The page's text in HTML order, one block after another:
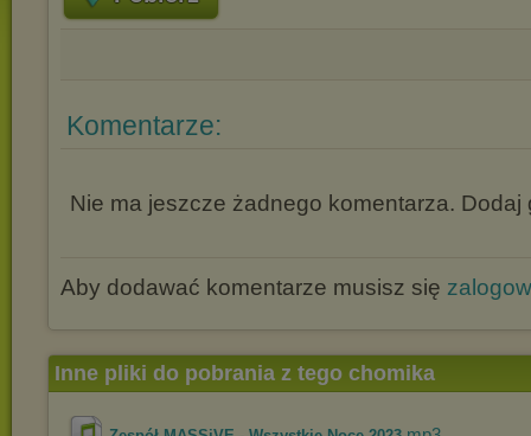
Komentarze:
Nie ma jeszcze żadnego komentarza. Dodaj
Aby dodawać komentarze musisz się
Inne pliki do pobrania z tego chomika